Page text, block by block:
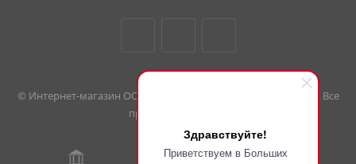
Здравствуйте!
Приветствуем в Больших
© Интернет-магазин ООО «Большие скидки». 2008 — 2026 гг. Все
права защищены.